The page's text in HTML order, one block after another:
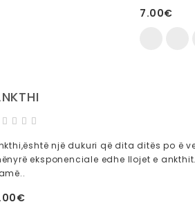
7.00€
një dukuri që dita ditës po ë
eksponenciale edhe llojet e